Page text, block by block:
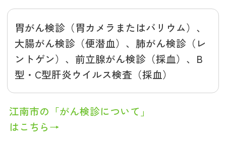
胃がん検診（胃カメラまたはバリウム）、
大腸がん検診（便潜血）、肺がん検診（レ
ントゲン）、前立腺がん検診（採血）、B
型・C型肝炎ウイルス検査（採血）
江南市の「がん検診について」
はこちら→